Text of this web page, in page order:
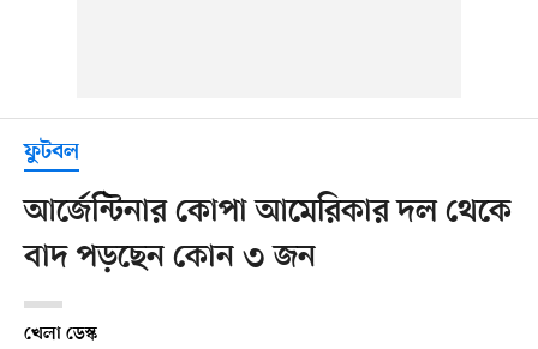
ফুটবল
আর্জেন্টিনার কোপা আমেরিকার দল থেকে
বাদ পড়ছেন কোন ৩ জন
খেলা ডেস্ক